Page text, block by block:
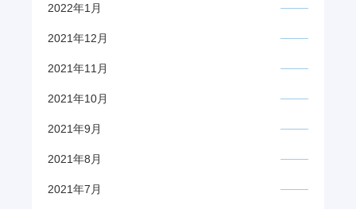
2022年1月
2021年12月
2021年11月
2021年10月
2021年9月
2021年8月
2021年7月